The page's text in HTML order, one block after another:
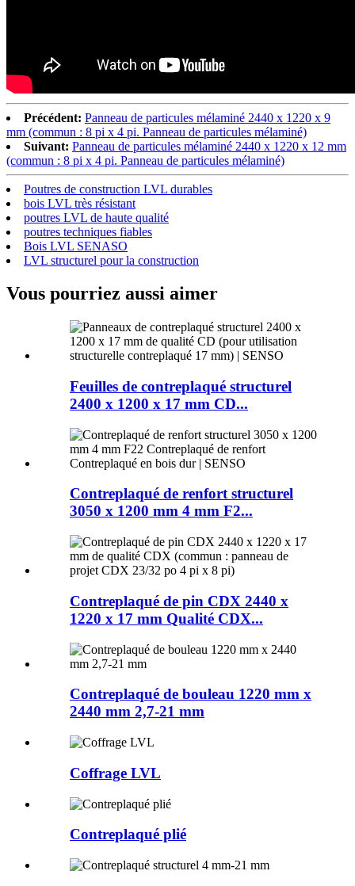
Précédent: Panneau de particules mélaminé 2440 x 1220 x 9
mm (commun : 8 pi x 4 pi. Panneau de particules mélaminé)
Suivant: Panneau de particules mélaminé 2440 x 1220 x 12 mm
(commun : 8 pi x 4 pi. Panneau de particules mélaminé)
Poutres de construction LVL durables
bois LVL très résistant
poutres LVL de haute qualité
poutres techniques fiables
Bois LVL SENASO
LVL structurel pour la construction
Vous pourriez aussi aimer
Feuilles de contreplaqué structurel
2400 x 1200 x 17 mm CD...
Contreplaqué de renfort structurel
3050 x 1200 mm 4 mm F2...
Contreplaqué de pin CDX 2440 x
1220 x 17 mm Qualité CDX...
Contreplaqué de bouleau 1220 mm x
2440 mm 2,7-21 mm
Coffrage LVL
Contreplaqué plié